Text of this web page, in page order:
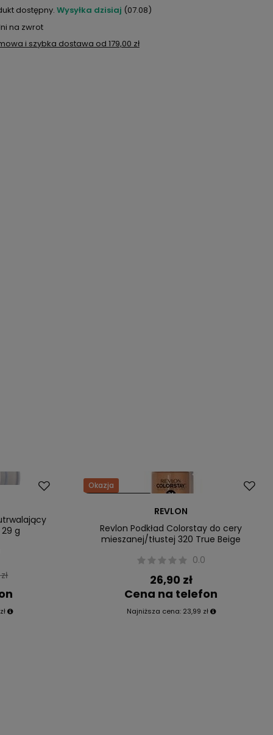
dostępny Wysyłka dzisiaj (07.08)
na zwrot
i szybka dostawa od 179,00 zł
g
Okazja
REVLON
Revlon Podkład Colorstay do cery
mieszanej/tłustej 320 True Beige
0.0
26,90 zł
Cena na telefon
Najniższa cena: 23,99 zł